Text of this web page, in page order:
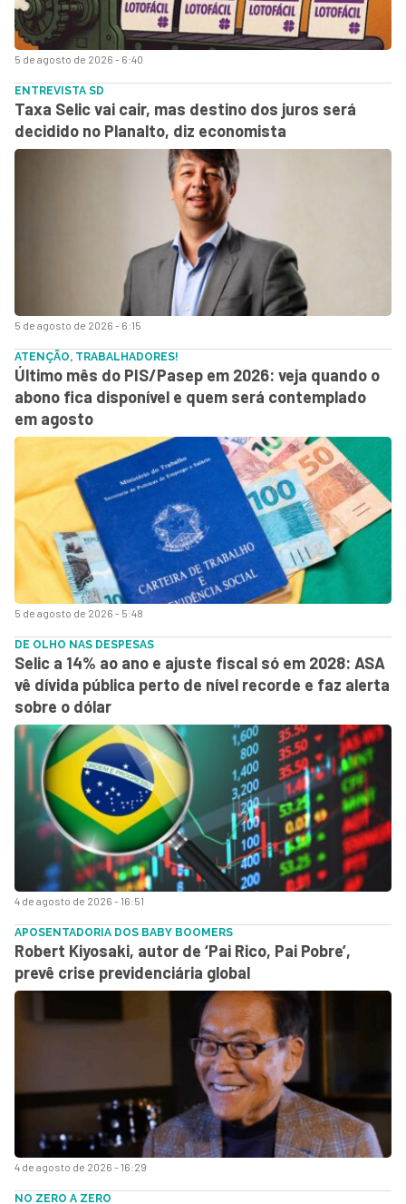
5 de agosto de 2026 - 6:40
5 de agosto de 2026 - 6:15
ENTREVISTA SD
Taxa Selic vai cair, mas destino dos juros será
decidido no Planalto, diz economista
5 de agosto de 2026 - 5:48
ATENÇÃO, TRABALHADORES!
Último mês do PIS/Pasep em 2026: veja quando o
abono fica disponível e quem será contemplado
em agosto
4 de agosto de 2026 - 16:51
DE OLHO NAS DESPESAS
Selic a 14% ao ano e ajuste fiscal só em 2028: ASA
vê dívida pública perto de nível recorde e faz alerta
sobre o dólar
4 de agosto de 2026 - 16:29
APOSENTADORIA DOS BABY BOOMERS
Robert Kiyosaki, autor de ‘Pai Rico, Pai Pobre’,
prevê crise previdenciária global
NO ZERO A ZERO